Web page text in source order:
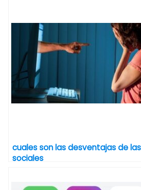
cuales son las desventajas de
sociales